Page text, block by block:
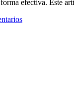
efectiva. Este